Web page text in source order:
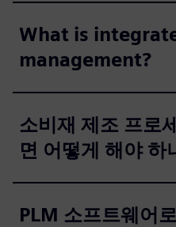
What is
management?
소비재 제조 프로
면 어떻게 해야 하
PLM 소프트웨어